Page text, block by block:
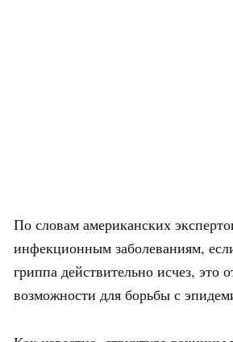
По словам американских
инфекционным заболеваниям,
гриппа действительно исчез, это
возможности для борьбы с